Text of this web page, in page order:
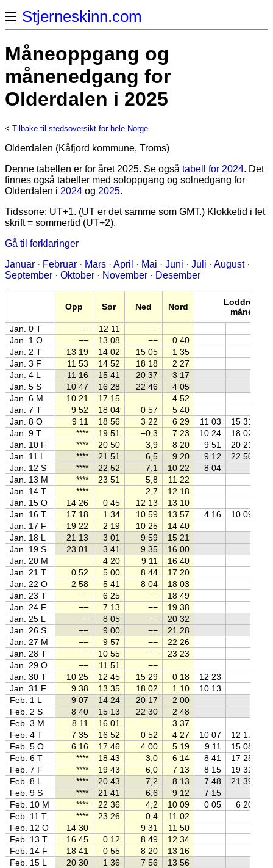
Stjerneskinn.com
Måneoppgang og
månenedgang for
Olderdalen i 2025
< Tilbake til stedsoversikt for hele Norge
Olderdalen (Kåfjord kommune, Troms)
Denne tabellen er for året 2025. Se også tabell for 2024. Det
finnes også tabeller med soloppgang og solnedgang for
Olderdalen i 2024 og 2025.
Tidssone: UT+1. (UT er det samme som GMT.) Klokketid i fet
skrift = sommertid (UT+2).
Gå til forklaringer
Januar · Februar · Mars · April · Mai · Juni · Juli · August·
September · Oktober · November · Desember
Opp Sør Ned Nord
Loddrett
måne
Jan. 0 T
−− 12 11
−−
Jan. 1 O
−− 13 08 −−
0 40
Jan. 2 T
13 19 14 02 15 05
1 35
Jan. 3 F
11 53 14 52 18 18
2 27
Jan. 4 L
11 16 15 41 20 37
3 17
Jan. 5 S
10 47 16 28 22 46
4 05
Jan. 6 M
10 21 17 15
4 52
Jan. 7 T
9 52 18 04 0 57
5 40
Jan. 8 O
9 11 18 56 3 22 6 29 11 03
15 31
Jan. 9 T
**** 19 51 −0,3 7 23 10 24
18 02
Jan. 10 F
**** 20 50 3,9 8 20 9 51
20 21
Jan. 11 L
**** 21 51 6,5 9 20 9 12
22 50
Jan. 12 S
**** 22 52 7,1 10 22
8 04
Jan. 13 M
**** 23 51 5,8
11 22
Jan. 14 T
**** 2,7
12 18
Jan. 15 O
14 26 0 45 12 13
13 10
Jan. 16 T
17 18 1 34 10 59 13 57 4 16
10 09
Jan. 17 F
19 22 2 19 10 25
14 40
Jan. 18 L
21 13 3 01 9 59
15 21
Jan. 19 S
23 01 3 41 9 35
16 00
Jan. 20 M
4 20 9 11
16 40
Jan. 21 T
0 52 5 00 8 44
17 20
Jan. 22 O
2 58 5 41 8 04
18 03
Jan. 23 T
−− 6 25 −−
18 49
Jan. 24 F
−− 7 13 −−
19 38
Jan. 25 L
−− 8 05 −−
20 32
Jan. 26 S
−− 9 00 −−
21 28
Jan. 27 M
−− 9 57 −−
22 26
Jan. 28 T
−− 10 55 −−
23 23
Jan. 29 O
−− 11 51
−−
Jan. 30 T
10 25 12 45 15 29 0 18
12 23
Jan. 31 F
9 38 13 35 18 02 1 10
10 13
Feb. 1 L
9 07 14 24 20 17
2 00
Feb. 2 S
8 40 15 13 22 30
2 48
Feb. 3 M
8 11 16 01
3 37
Feb. 4 T
7 35 16 52 0 52 4 27 10 07
12 17
Feb. 5 O
6 16 17 46 4 00 5 19 9 11
15 08
Feb. 6 T
**** 18 43 3,0 6 14 8 41
17 25
Feb. 7 F
**** 19 43 6,0 7 13 8 15
19 32
Feb. 8 L
**** 20 43 7,2 8 13 7 48
21 39
Feb. 9 S
**** 21 41 6,6 9 12
7 15
Feb. 10 M
**** 22 36 4,2 10 09 0 05
6 20
Feb. 11 T
**** 23 26 0,4
11 02
Feb. 12 O
14 30 9 31
11 50
Feb. 13 T
16 45 0 12 8 49
12 34
Feb. 14 F
18 41 0 55 8 20
13 16
Feb. 15 L
20 30 1 36 7 56
13 56